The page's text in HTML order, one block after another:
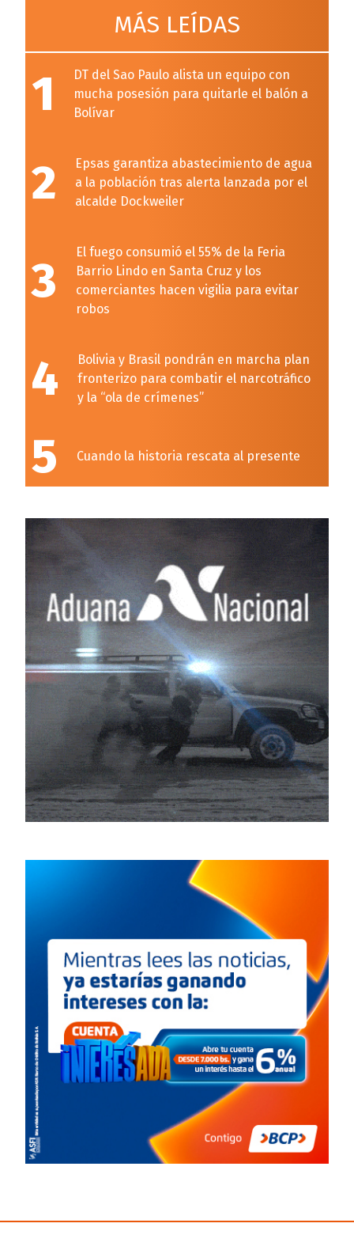
MÁS LEÍDAS
1
DT del Sao Paulo alista un equipo con
mucha posesión para quitarle el balón a
Bolívar
2
Epsas garantiza abastecimiento de agua
a la población tras alerta lanzada por el
alcalde Dockweiler
3
El fuego consumió el 55% de la Feria
Barrio Lindo en Santa Cruz y los
comerciantes hacen vigilia para evitar
robos
4
Bolivia y Brasil pondrán en marcha plan
fronterizo para combatir el narcotráfico
y la “ola de crímenes”
5 Cuando la historia rescata al presente